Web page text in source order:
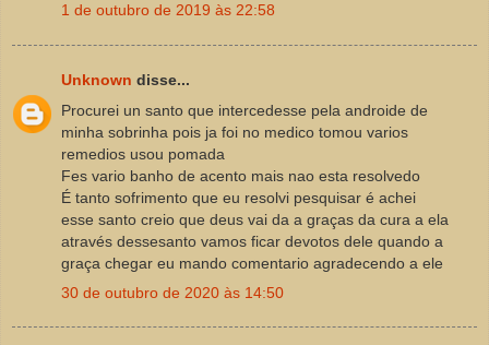
1 de outubro de 2019 às 22:58
Unknown disse...
Procurei un santo que intercedesse pela androide de
minha sobrinha pois ja foi no medico tomou varios
remedios usou pomada
Fes vario banho de acento mais nao esta resolvedo
É tanto sofrimento que eu resolvi pesquisar é achei
esse santo creio que deus vai da a graças da cura a ela
através dessesanto vamos ficar devotos dele quando a
graça chegar eu mando comentario agradecendo a ele
30 de outubro de 2020 às 14:50